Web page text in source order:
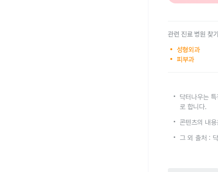
관련 진료 병원 찾
성형외과
피부과
닥터나우는
로 합니다.
콘텐츠의 내
그 외 출처 :